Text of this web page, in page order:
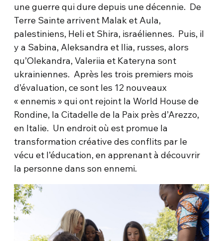
une guerre qui dure depuis une décennie. De
Terre Sainte arrivent Malak et Aula,
palestiniens, Heli et Shira, israéliennes. Puis, il
y a Sabina, Aleksandra et Ilia, russes, alors
qu’Olekandra, Valeriia et Kateryna sont
ukrainiennes. Après les trois premiers mois
d’évaluation, ce sont les 12 nouveaux
« ennemis » qui ont rejoint la World House de
Rondine, la Citadelle de la Paix près d’Arezzo,
en Italie. Un endroit où est promue la
transformation créative des conflits par le
vécu et l’éducation, en apprenant à découvrir
la personne dans son ennemi.